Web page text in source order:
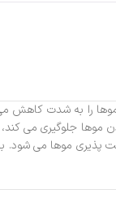
موها را به شدت
جلوگیری می کند،
موها می شود.